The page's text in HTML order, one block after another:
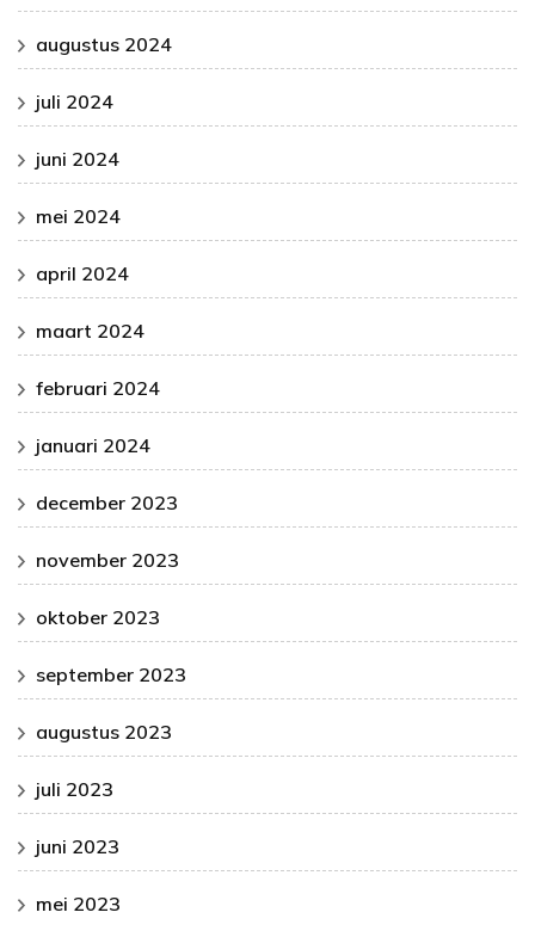
augustus 2024
juli 2024
juni 2024
mei 2024
april 2024
maart 2024
februari 2024
januari 2024
december 2023
november 2023
oktober 2023
september 2023
augustus 2023
juli 2023
juni 2023
mei 2023